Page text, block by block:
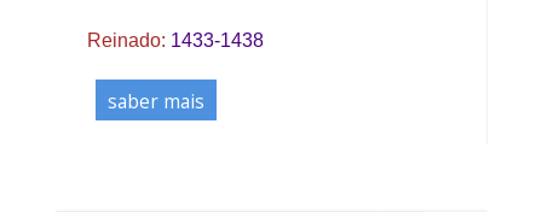
Reinado: 1433-1438
saber mais